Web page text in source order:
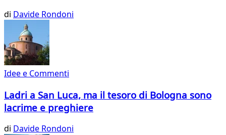
di Davide Rondoni
Idee e Commenti
Ladri a San Luca, ma il tesoro di Bologna sono
lacrime e preghiere
di Davide Rondoni